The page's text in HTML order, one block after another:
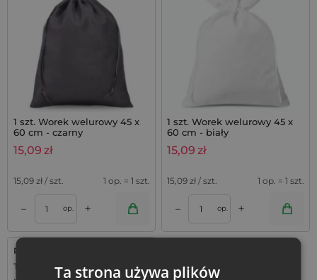
1 szt. Worek welurowy 45 x
60 cm - czarny
15,09 zł
15,09 zł / szt. 1 op. = 1 szt.
– op. +
1 szt. Worek welurowy 45 x
60 cm - biały
15,09 zł
15,09 zł / szt. 1 op. = 1 szt.
– op. +
Rozmiar: 45x60 cm
Tkanina: OrganzaTa strona używa plików